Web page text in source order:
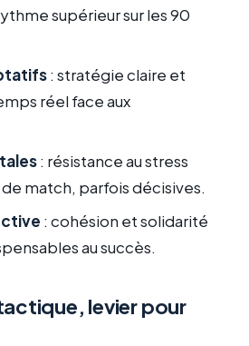
supérieur sur les 90
: stratégie claire et
réel face aux
: résistance au stress
match, parfois décisives.
: cohésion et solidarité
au succès.
levier pour